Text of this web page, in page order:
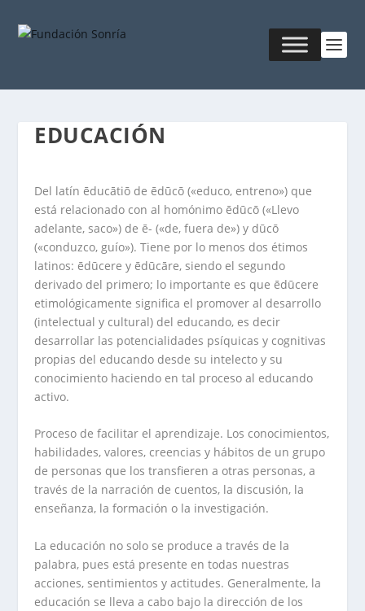
EDUCACIÓN
Del latín ēducātiō de ēdūcō («educo, entreno») que
está relacionado con al homónimo ēdūcō («Llevo
adelante, saco») de ē- («de, fuera de») y dūcō
(«conduzco, guío»). Tiene por lo menos dos étimos
latinos: ēdūcere y ēdūcāre, siendo el segundo
derivado del primero; lo importante es que ēdūcere
etimológicamente significa el promover al desarrollo
(intelectual y cultural) del educando, es decir
desarrollar las potencialidades psíquicas y cognitivas
propias del educando desde su intelecto y su
conocimiento haciendo en tal proceso al educando
activo.
Proceso de facilitar el aprendizaje. Los conocimientos,
habilidades, valores, creencias y hábitos de un grupo
de personas que los transfieren a otras personas, a
través de la narración de cuentos, la discusión, la
enseñanza, la formación o la investigación.
La educación no solo se produce a través de la
palabra, pues está presente en todas nuestras
acciones, sentimientos y actitudes. Generalmente, la
educación se lleva a cabo bajo la dirección de los